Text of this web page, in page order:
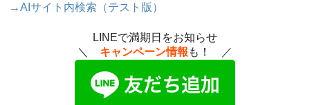
→AIサイト内検索（テスト版）
LINEで満期日をお知らせ
＼ キャンペーン情報 も！ ／